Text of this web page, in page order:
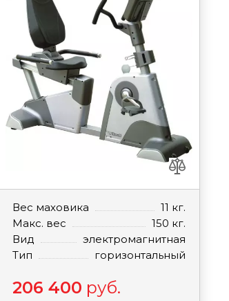
Вес маховика
11 кг.
Макс. вес
150 кг.
Вид
электромагнитная
Тип
горизонтальный
206 400 руб.